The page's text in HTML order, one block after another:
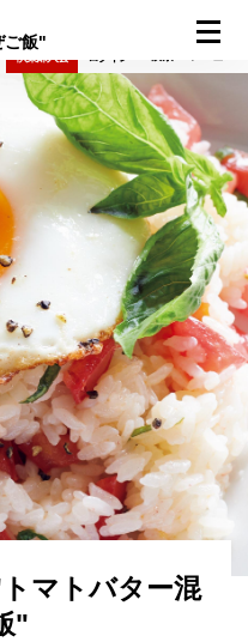
ご飯"
マトバター混
"